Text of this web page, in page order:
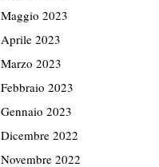
Maggio 2023
Aprile 2023
Marzo 2023
Febbraio 2023
Gennaio 2023
Dicembre 2022
Novembre 2022